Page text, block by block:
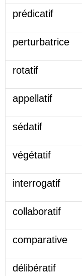
prédicatif
perturbatrice
rotatif
appellatif
sédatif
végétatif
interrogatif
collaboratif
comparative
délibératif